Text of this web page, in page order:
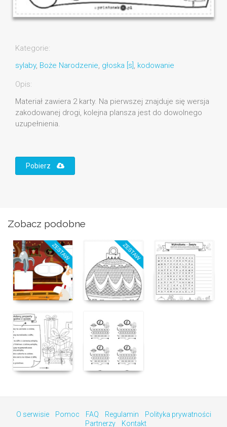
Kategorie:
sylaby, Boże Narodzenie, głoska [s] , kodowanie
Opis:
Materiał zawiera 2 karty. Na pierwszej znajduje się wersja
zakodowanej drogi, kolejna plansza jest do dowolnego
uzupełnienia.
Pobierz
Zobacz podobne
O serwisie Pomoc FAQ Regulamin
Polityka prywatności
Partnerzy
Kontakt